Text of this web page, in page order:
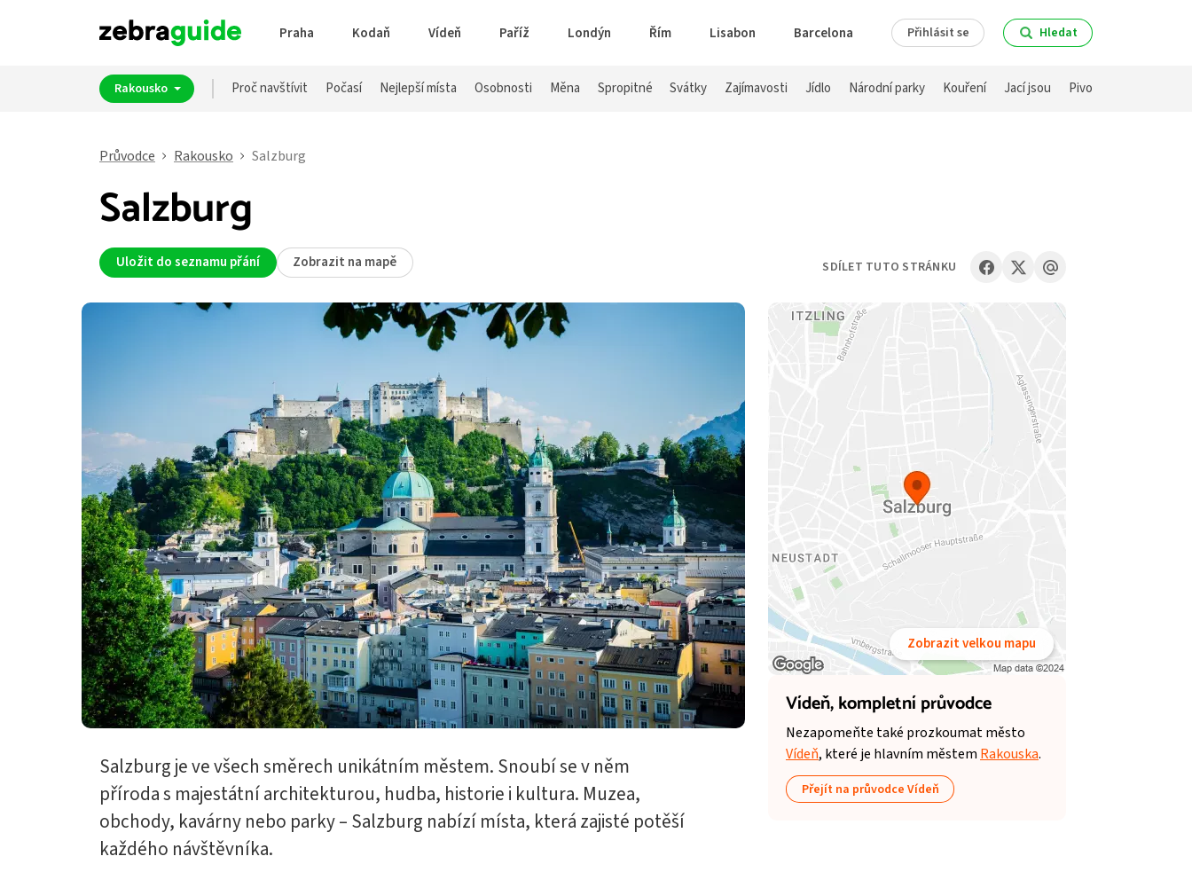
Praha Kodaň Vídeň Paříž Londýn Řím Lisabon Barcelona Přihlásit se Hledat
Rakousko Proč navštívit Počasí Nejlepší místa Osobnosti Měna Spropitné Svátky Zajímavosti Jídlo Národní parky Kouření Jací jsou Pivo
Průvodce Rakousko Salzburg
Salzburg
Uložit do seznamu přání Zobrazit na mapě
Salzburg je ve všech směrech unikátním městem. Snoubí se v něm
příroda s majestátní architekturou, hudba, historie i kultura. Muzea,
obchody, kavárny nebo parky – Salzburg nabízí místa, která zajisté potěší
každého návštěvníka.
Zobrazit velkou mapu
Vídeň,kompletní průvodce
Nezapomeňte také prozkoumat město
Vídeň, které je hlavním městem Rakouska.
Přejít na průvodce Vídeň
SDÍLET TUTO STRÁNKU